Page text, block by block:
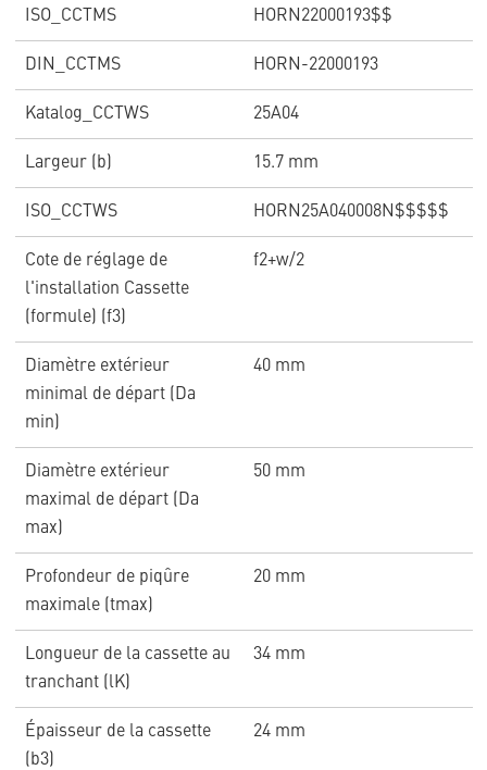
ISO_CCTMS HORN22000193$$
DIN_CCTMS HORN-22000193
Katalog_CCTWS 25A04
Largeur (b) 15.7 mm
ISO_CCTWS HORN25A040008N$$$$$
Cote de réglage de
l'installation Cassette
(formule) (f3)
f2+w/2
Diamètre extérieur
minimal de départ (Da
min)
40 mm
Diamètre extérieur
maximal de départ (Da
max)
50 mm
Profondeur de piqûre
maximale (tmax)
20 mm
Longueur de la cassette au
tranchant (lK)
34 mm
Épaisseur de la cassette
(b3)
24 mm